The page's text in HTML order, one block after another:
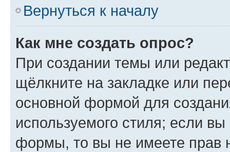
Вернуться к началу
Как мне создать опрос?
При создании темы или
щёлкните на закладке или
основной формой для
используемого стиля; если
формы, то вы не имеете прав